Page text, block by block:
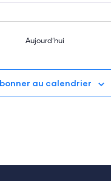
Aujourd’hui
au calendrier